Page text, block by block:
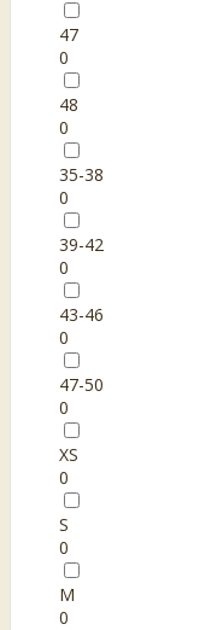
47
0
48
0
35-38
0
39-42
0
43-46
0
47-50
0
XS
0
S
0
M
0